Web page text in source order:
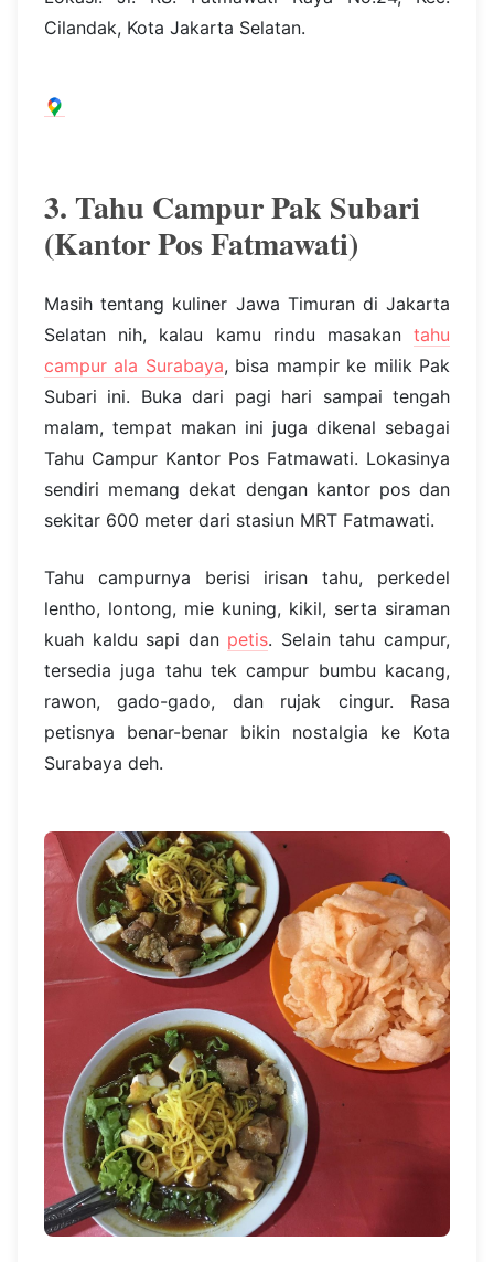
Cilandak, Kota Jakarta Selatan.
3. Tahu Campur Pak Subari
(Kantor Pos Fatmawati)
Masih tentang kuliner Jawa Timuran di Jakarta
Selatan nih, kalau kamu rindu masakan tahu
campur ala Surabaya, bisa mampir ke milik Pak
Subari ini. Buka dari pagi hari sampai tengah
malam, tempat makan ini juga dikenal sebagai
Tahu Campur Kantor Pos Fatmawati. Lokasinya
sendiri memang dekat dengan kantor pos dan
sekitar 600 meter dari stasiun MRT Fatmawati.
Tahu campurnya berisi irisan tahu, perkedel
lentho, lontong, mie kuning, kikil, serta siraman
kuah kaldu sapi dan petis. Selain tahu campur,
tersedia juga tahu tek campur bumbu kacang,
rawon, gado-gado, dan rujak cingur. Rasa
petisnya benar-benar bikin nostalgia ke Kota
Surabaya deh.